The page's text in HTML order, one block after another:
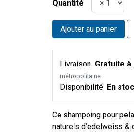
Quantité
Ajouter au panier
Livraison Gratuite à
métropolitaine
Disponibilité En
Ce shampoing pour
naturels d’edelweiss &